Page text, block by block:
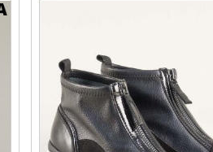
JANA спортна бота с дискретен
Номерация:
40